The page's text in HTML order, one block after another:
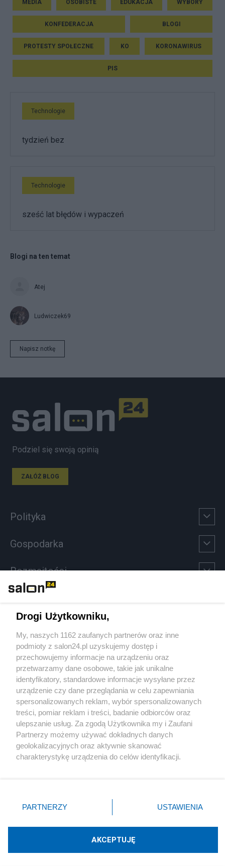
MEDIA OSOBISTE EDUKACJA WYBORY
KONFEDERACJA BLOGI
PROTESTY SPOŁECZNE KO KORONAWIRUS
PIS
Technologie
tydzień bez
Technologie
sześć lat błędów i wypaczeń
Blogi na ten temat
Atej
Ludwiczek69
Napisz notkę
Podziel się swoją opinią
ZAŁÓŻ BLOG
Polityka
Gospodarka
Rozmaitości
Sport
Społeczeństwo
Kultura
X Facebook Instagram Youtube
Technologię dostarcza:W3media.pl
Drogi Użytkowniku,
My, naszych 1162 zaufanych partnerów oraz inne
podmioty z salon24.pl uzyskujemy dostęp i
przechowujemy informacje na urządzeniu oraz
przetwarzamy dane osobowe, takie jak unikalne
identyfikatory, standardowe informacje wysyłane przez
urządzenie czy dane przeglądania w celu zapewniania
spersonalizowanych reklam, wybór spersonalizowanych
treści, pomiar reklam i treści, badanie odbiorców oraz
ulepszanie usług. Za zgodą Użytkownika my i Zaufani
Partnerzy możemy używać dokładnych danych
geolokalizacyjnych oraz aktywnie skanować
charakterystykę urządzenia do celów identyfikacji.
zmienić/wycofać klikając przycisk ustawień prywatności
znajdujący się w lewym dolnym rogu strony
rodzaje przetwarzania danych nie wymagają zgody
użytkownika, ale masz prawo sprzeciwić się takiemu
PARTNERZY USTAWIENIA
AKCEPTUJĘ